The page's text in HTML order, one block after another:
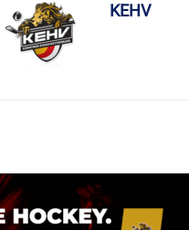
KEHV